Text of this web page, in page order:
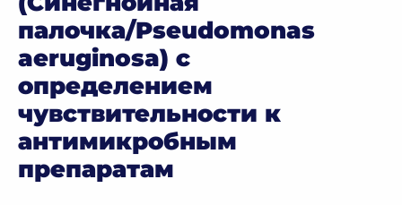
палочка/Pseudomonas
aeruginosa) с
определением
чувствительности к
антимикробным
препаратам